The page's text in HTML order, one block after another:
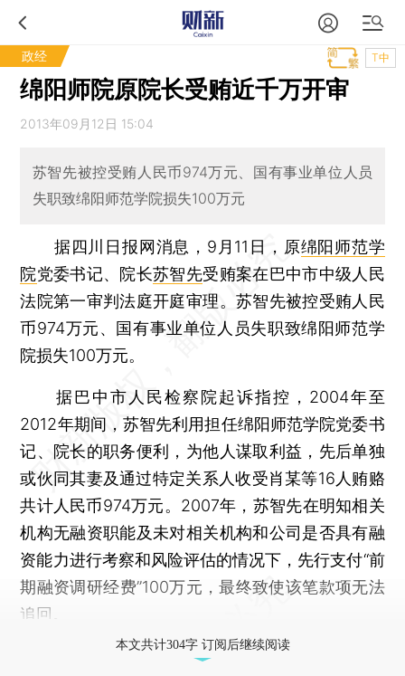
政经 T中
绵阳师院原院长受贿近千万开审
2013年09月12日 15:04
苏智先被控受贿人民币974万元、国有事业单位人员
失职致绵阳师范学院损失100万元
据四川日报网消息，9月11日，原绵阳师范学
院党委书记、院长苏智先受贿案在巴中市中级人民
法院第一审判法庭开庭审理。苏智先被控受贿人民
币974万元、国有事业单位人员失职致绵阳师范学
院损失100万元。
据巴中市人民检察院起诉指控，2004年至
2012年期间，苏智先利用担任绵阳师范学院党委书
记、院长的职务便利，为他人谋取利益，先后单独
或伙同其妻及通过特定关系人收受肖某等16人贿赂
共计人民币974万元。2007年，苏智先在明知相关
机构无融资职能及未对相关机构和公司是否具有融
资能力进行考察和风险评估的情况下，先行支付“前
期融资调研经费”100万元，最终致使该笔款项无法
追回。
本文共计304字 订阅后继续阅读